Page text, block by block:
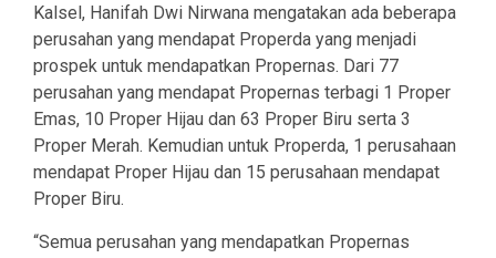
Kalsel, Hanifah Dwi Nirwana mengatakan ada beberapa
perusahan yang mendapat Properda yang menjadi
prospek untuk mendapatkan Propernas. Dari 77
perusahan yang mendapat Propernas terbagi 1 Proper
Emas, 10 Proper Hijau dan 63 Proper Biru serta 3
Proper Merah. Kemudian untuk Properda, 1 perusahaan
mendapat Proper Hijau dan 15 perusahaan mendapat
Proper Biru.
“Semua perusahan yang mendapatkan Propernas